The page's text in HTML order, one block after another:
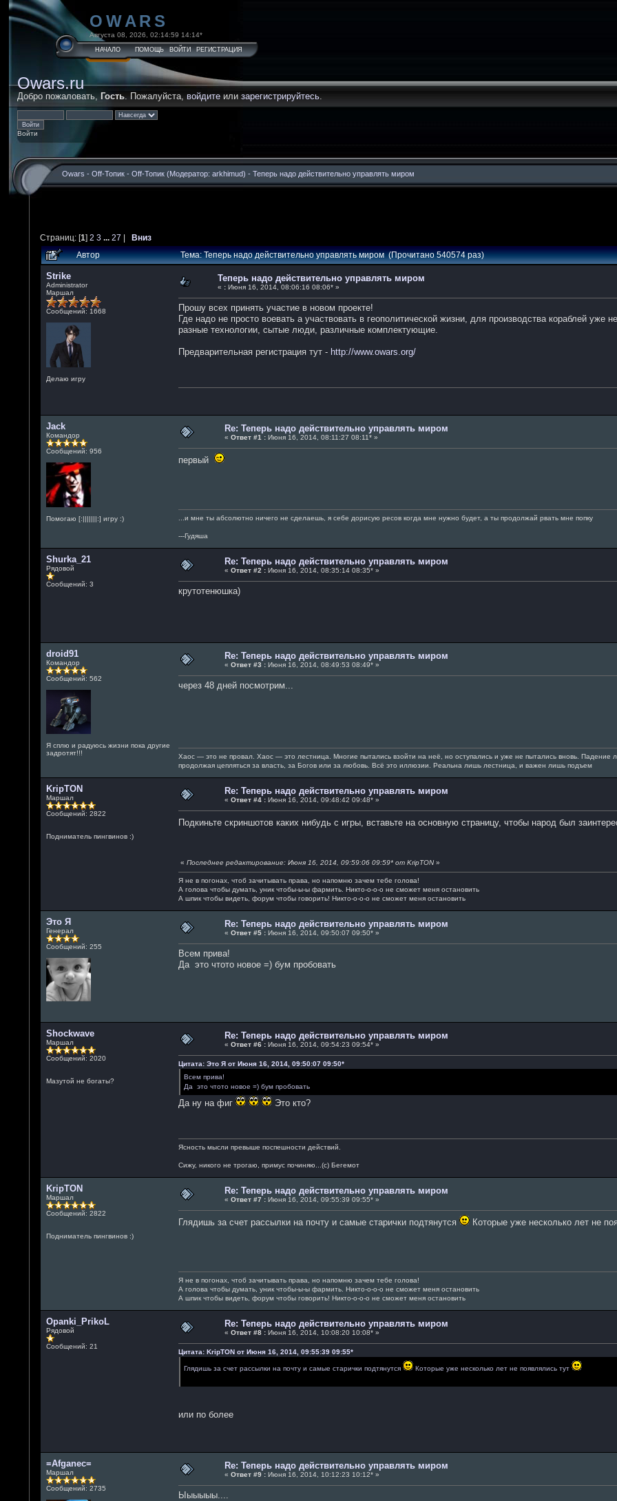
Добро пожаловать, Гость. Пожалуйста, войдите или зарегистрируйтесь.
Войти
Owars.ru
OWARS
Августа 08, 2026, 02:14:59 14:14*
НАЧАЛО ПОМОЩЬ ВОЙТИ РЕГИСТРАЦИЯ
Owars - Off-Топик - Off-Топик (Модератор: arkhimud) - Теперь надо действительно управлять миром
Страниц: [1]2 3 ...27 |Вниз
Автор Тема: Теперь надо действительно управлять миром (Прочитано 540574 раз)
Strike
Administrator
Маршал
Сообщений: 1668
Делаю игру
Теперь надо действительно управлять миром
« : Июня 16, 2014, 08:06:16 08:06* »
Прошу всех принять участие в новом проекте!
Где надо не просто воевать а участвовать в геополитической жизни, для производства кораблей уже
разные технологии, сытые люди, различные комплектующие.
Предварительная регистрация тут - http://www.owars.org/
Jack
Командор
Сообщений: 956
Помогаю [:|||||||:] игру :)
Re: Теперь надо действительно управлять миром
«Ответ #1 : Июня 16, 2014, 08:11:27 08:11* »
первый
...и мне ты абсолютно ничего не сделаешь, я себе дорисую ресов когда мне нужно будет, а ты продолжай рвать мне попку
---Гудяша
Shurka_21
Рядовой
Сообщений: 3
Re: Теперь надо действительно управлять миром
«Ответ #2 : Июня 16, 2014, 08:35:14 08:35* »
крутотенюшка)
droid91
Командор
Сообщений: 562
Я сплю и радуюсь жизни пока другие
задротят!!!
Re: Теперь надо действительно управлять миром
«Ответ #3 : Июня 16, 2014, 08:49:53 08:49* »
через 48 дней посмотрим...
Хаос — это не провал. Хаос — это лестница. Многие пытались взойти на неё, но оступались и уже не пытались вновь. Падение
продолжая цепляться за власть, за Богов или за любовь. Всё это иллюзии. Реальна лишь лестница, и важен лишь подъем
KripTON
Маршал
Сообщений: 2822
Подниматель пингвинов :)
Re: Теперь надо действительно управлять миром
«Ответ #4 : Июня 16, 2014, 09:48:42 09:48* »
Подкиньте скриншотов каких нибудь с игры, вставьте на основную страницу, чтобы народ был
«Последнее редактирование: Июня 16, 2014, 09:59:06 09:59* от KripTON»
Я не в погонах, чтоб зачитывать права, но напомню зачем тебе голова!
А голова чтобы думать, уник чтобы-ы-ы фармить. Никто-о-о-о не сможет меня остановить
А шпик чтобы видеть, форум чтобы говорить! Никто-о-о-о не сможет меня остановить
Это Я
Генерал
Сообщений: 255
Re: Теперь надо действительно управлять миром
«Ответ #5 : Июня 16, 2014, 09:50:07 09:50* »
Всем прива!
Да это чтото новое =) бум пробовать
Shockwave
Маршал
Сообщений: 2020
Мазутой не богаты?
Re: Теперь надо действительно управлять миром
«Ответ #6 : Июня 16, 2014, 09:54:23 09:54* »
Цитата: Это Я от Июня 16, 2014, 09:50:07 09:50*
Всем прива!
Да это чтото новое =) бум пробовать
Да ну на фиг Это кто?
Ясность мысли превыше поспешности действий.
Сижу, никого не трогаю, примус починяю...(с) Бегемот
KripTON
Маршал
Сообщений: 2822
Подниматель пингвинов :)
Re: Теперь надо действительно управлять миром
«Ответ #7 : Июня 16, 2014, 09:55:39 09:55* »
Глядишь за счет рассылки на почту и самые старички подтянутся Которые уже несколько лет не
Я не в погонах, чтоб зачитывать права, но напомню зачем тебе голова!
А голова чтобы думать, уник чтобы-ы-ы фармить. Никто-о-о-о не сможет меня остановить
А шпик чтобы видеть, форум чтобы говорить! Никто-о-о-о не сможет меня остановить
Opanki_PrikoL
Рядовой
Сообщений: 21
Re: Теперь надо действительно управлять миром
«Ответ #8 : Июня 16, 2014, 10:08:20 10:08* »
Цитата: KripTON от Июня 16, 2014, 09:55:39 09:55*
Глядишь за счет рассылки на почту и самые старички подтянутся Которые уже несколько лет не появлялись тут
или по более
=Afganec=
Маршал
Сообщений: 2735
Re: Теперь надо действительно управлять миром
«Ответ #9 : Июня 16, 2014, 10:12:23 10:12* »
Ыыыыыы....